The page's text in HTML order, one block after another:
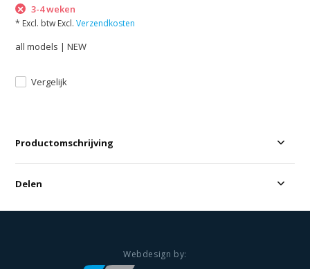
3-4 weken
* Excl. btw Excl.Verzendkosten
all models | NEW
Vergelijk
Productomschrijving
Delen